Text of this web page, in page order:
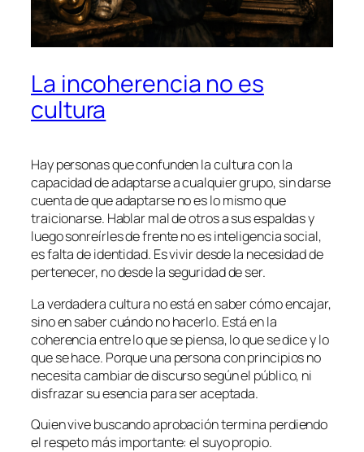
La incoherencia no es
cultura
Hay personas que confunden la cultura con la
capacidad de adaptarse a cualquier grupo, sin darse
cuenta de que adaptarse no es lo mismo que
traicionarse. Hablar mal de otros a sus espaldas y
luego sonreírles de frente no es inteligencia social,
es falta de identidad. Es vivir desde la necesidad de
pertenecer, no desde la seguridad de ser.
La verdadera cultura no está en saber cómo encajar,
sino en saber cuándo no hacerlo. Está en la
coherencia entre lo que se piensa, lo que se dice y lo
que se hace. Porque una persona con principios no
necesita cambiar de discurso según el público, ni
disfrazar su esencia para ser aceptada.
Quien vive buscando aprobación termina perdiendo
el respeto más importante: el suyo propio.